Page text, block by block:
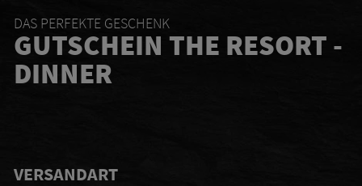
DAS PERFEKTE GESCHENK
GUTSCHEIN THE RESORT -
DINNER
VERSANDART